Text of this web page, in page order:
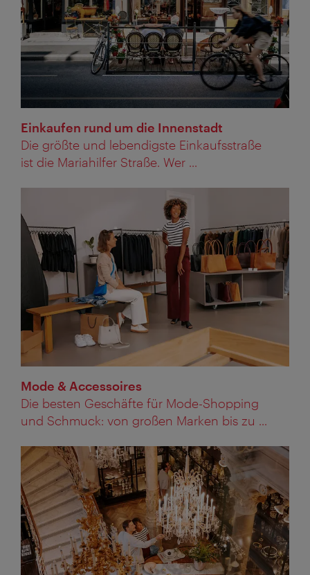
Einkaufen rund um die Innenstadt
Die größte und lebendigste Einkaufsstraße
ist die Mariahilfer Straße. Wer ...
Mode & Accessoires
Die besten Geschäfte für Mode-Shopping
und Schmuck: von großen Marken bis zu ...